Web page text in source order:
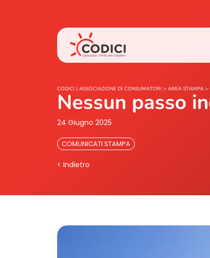
CODICI | ASSOCIAZIONE DI CONSUMATORI > AREA STAMPA >
Nessun passo
24 Giugno 2025
COMUNICATI STAMPA
< Indietro